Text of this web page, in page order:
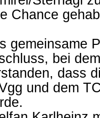
Chance
gemeinsame
bei
dass
und dem